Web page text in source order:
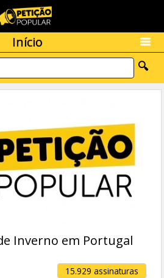
Início
🔍
Inverno em Portugal
15.929 assinaturas